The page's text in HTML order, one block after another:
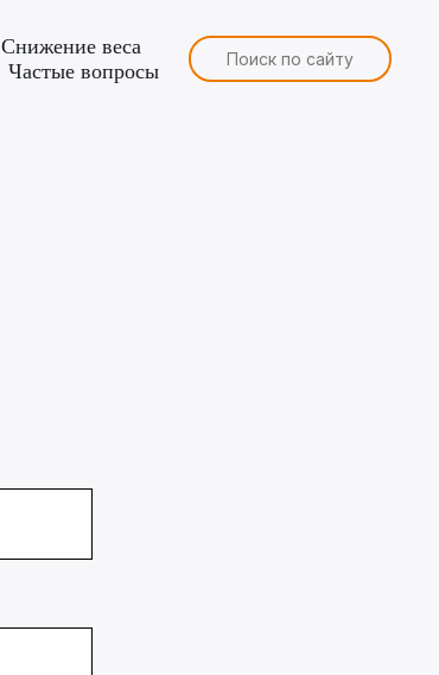
Снижение веса
Частые вопросы
Поиск по сайту